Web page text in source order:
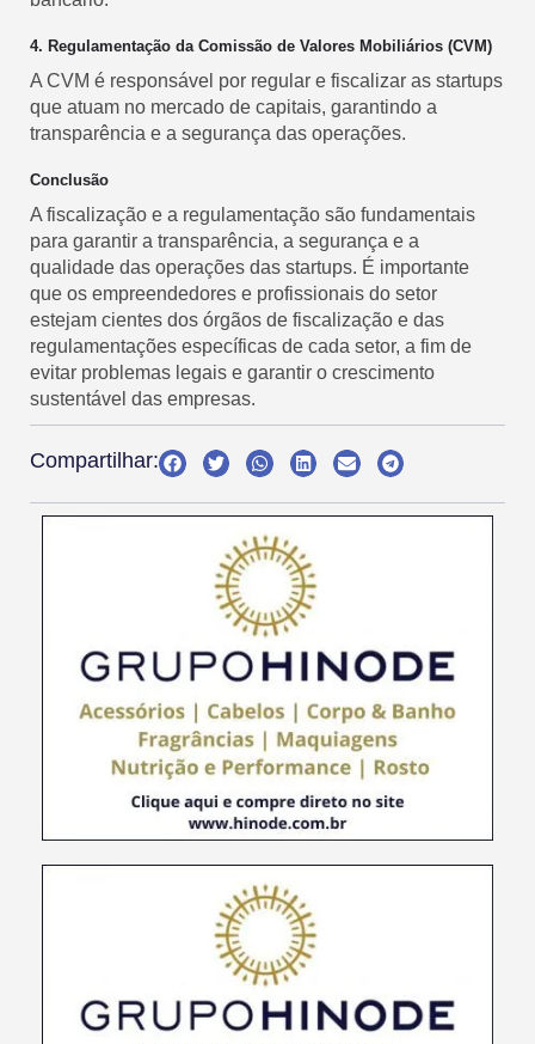
4. Regulamentação da Comissão de Valores Mobiliários (CVM)
A CVM é responsável por regular e fiscalizar as startups
que atuam no mercado de capitais, garantindo a
transparência e a segurança das operações.
Conclusão
A fiscalização e a regulamentação são fundamentais
para garantir a transparência, a segurança e a
qualidade das operações das startups. É importante
que os empreendedores e profissionais do setor
estejam cientes dos órgãos de fiscalização e das
regulamentações específicas de cada setor, a fim de
evitar problemas legais e garantir o crescimento
sustentável das empresas.
Compartilhar: